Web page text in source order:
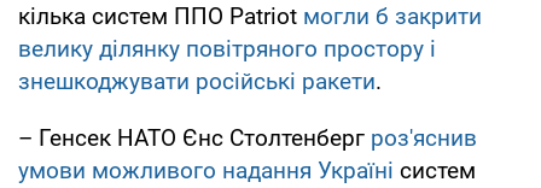
кілька систем ППО Patriot могли б закрити
велику ділянку повітряного простору і
знешкоджувати російські ракети.
– Генсек НАТО Єнс Столтенберг роз'яснив
умови можливого надання Україні систем